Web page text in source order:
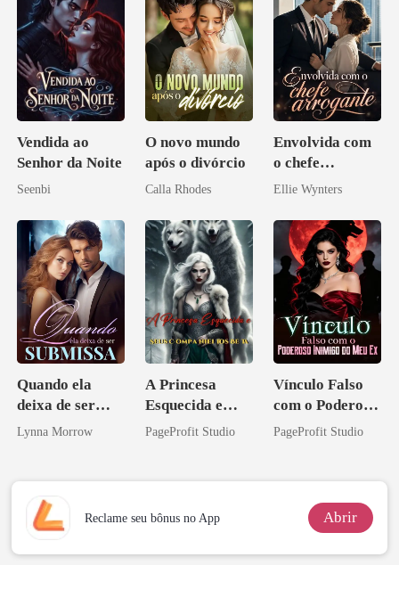
Vendida ao
Senhor da Noite
Seenbi
O novo mundo
após o divórcio
Calla Rhodes
Envolvida com
o chefe
arrogante
Ellie Wynters
Quando ela
deixa de ser
submissa
Lynna Morrow
A Princesa
Esquecida e
Seus
PageProfit Studio
Vínculo Falso
com o Poderoso
Inimigo do Meu
PageProfit Studio
Reclame seu bônus no App Abrir